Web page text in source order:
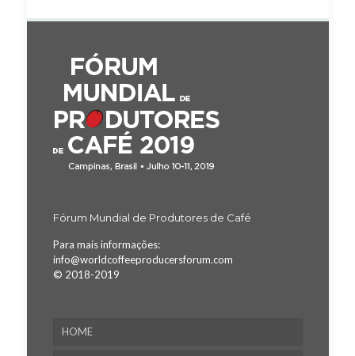
Fórum Mundial de Produtores de Café
Para mais informações:
info@worldcoffeeproducersforum.com
© 2018-2019
HOME